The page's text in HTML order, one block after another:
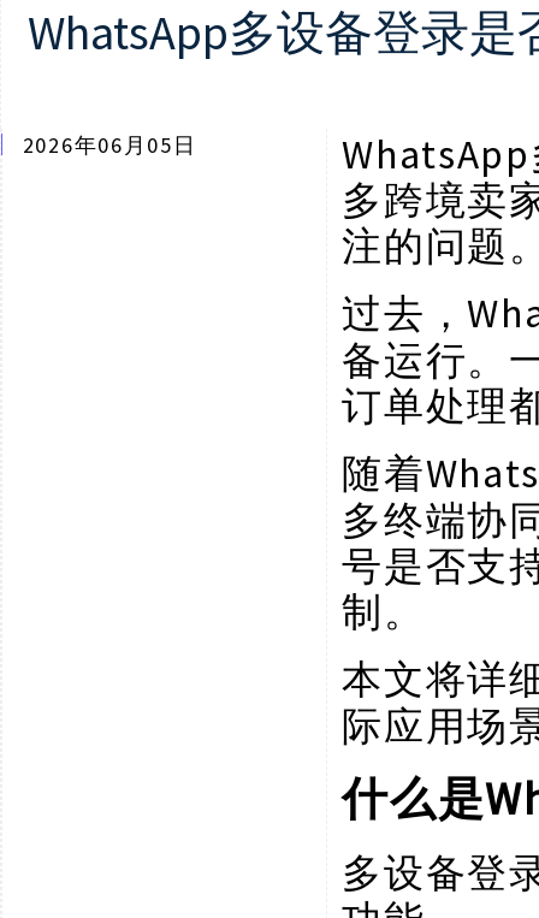
WhatsApp多设备登录
2026年06月05日
多跨境卖
注的问题
过去，
备运行。
订单处理
随着
多终端协
号是否支
制。
本文将详
际应用场
什么是
多设备登